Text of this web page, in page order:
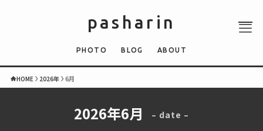
pasharin
PHOTO BLOG ABOUT
HOME 2026年 6月
2026年6月 – date –